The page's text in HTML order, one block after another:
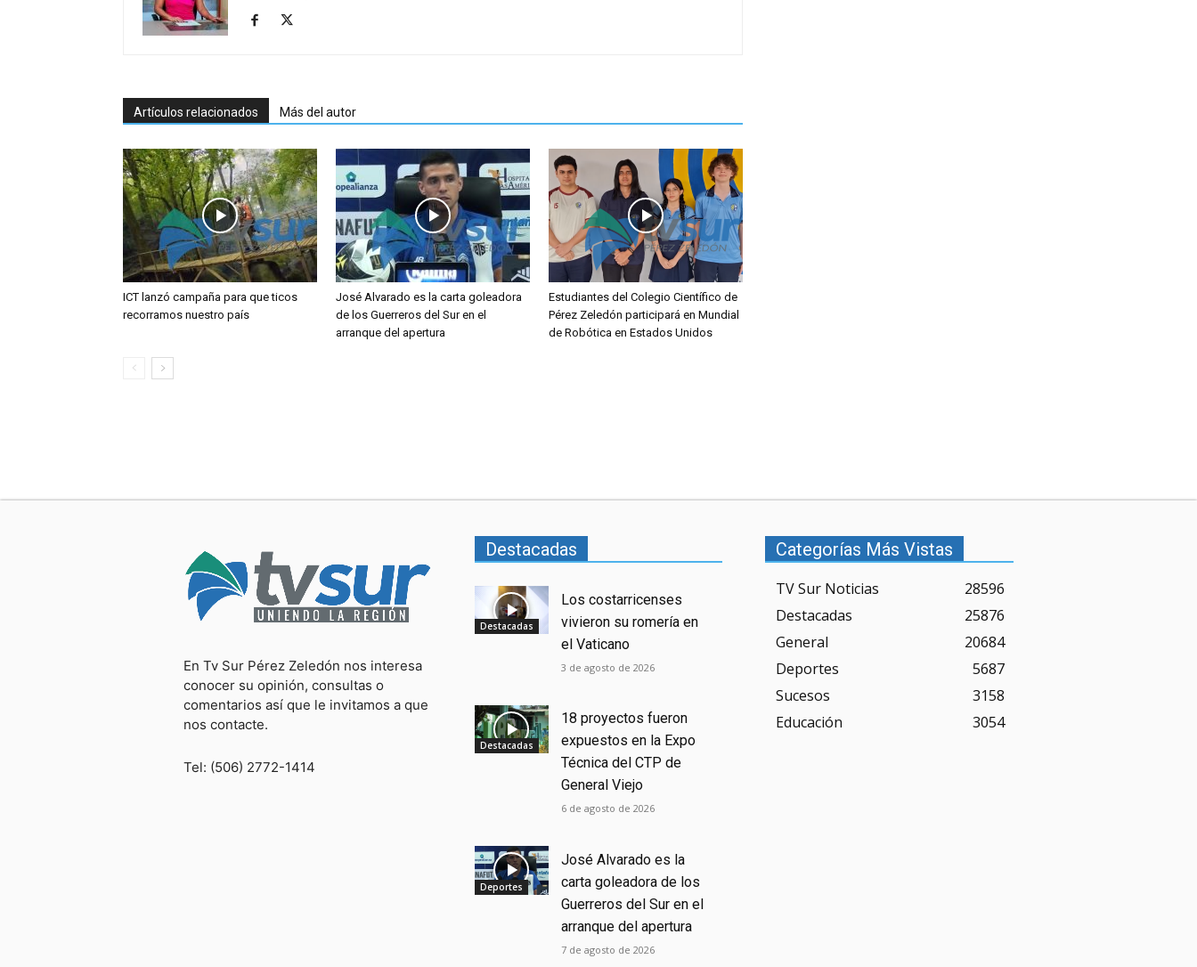
Artículos relacionados Más del autor
ICT lanzó campaña para que ticos
recorramos nuestro país
José Alvarado es la carta goleadora
de los Guerreros del Sur en el
arranque del apertura
Estudiantes del Colegio Científico de
Pérez Zeledón participará en Mundial
de Robótica en Estados Unidos
En Tv Sur Pérez Zeledón nos interesa
conocer su opinión, consultas o
comentarios así que le invitamos a que
nos contacte.
Tel: (506) 2772-1414
Destacadas
Destacadas
Los costarricenses
vivieron su romería en
el Vaticano
3 de agosto de 2026
Destacadas
18 proyectos fueron
expuestos en la Expo
Técnica del CTP de
General Viejo
6 de agosto de 2026
Deportes
José Alvarado es la
carta goleadora de los
Guerreros del Sur en el
arranque del apertura
7 de agosto de 2026
Categorías Más Vistas
TV Sur Noticias
28596
Destacadas
25876
General
20684
Deportes
5687
Sucesos
3158
Educación
3054